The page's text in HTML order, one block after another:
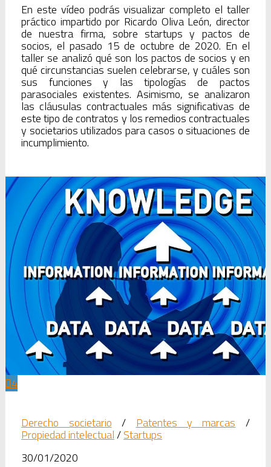
En este vídeo podrás visualizar completo el taller
práctico impartido por Ricardo Oliva León, director
de nuestra firma, sobre startups y pactos de
socios, el pasado 15 de octubre de 2020. En el
taller se analizó qué son los pactos de socios y en
qué circunstancias suelen celebrarse, y cuáles son
sus funciones y las tipologías de pactos
parasociales existentes. Asimismo, se analizaron
las cláusulas contractuales más significativas de
este tipo de contratos y los remedios contractuales
y societarios utilizados para casos o situaciones de
incumplimiento.
4
Derecho societario / Patentes y marcas /
Propiedad intelectual/Startups
30/01/2020